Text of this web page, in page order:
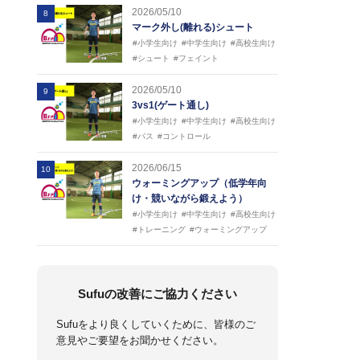
8
2026/05/10
マーク外し(離れる)シュート
#小学生向け #中学生向け #高校生向け
#シュート
#フェイント
9
2026/05/10
3vs1(ゲート通し)
#小学生向け #中学生向け #高校生向け
#パス
#コントロール
10
2026/06/15
ウォーミングアップ（低学年向
け・競いながら鍛えよう）
#小学生向け #中学生向け #高校生向け
#トレーニング #ウォーミングアップ
Sufuの改善にご協力ください
Sufuをより良くしていくために、皆様のご
意見やご要望をお聞かせください。